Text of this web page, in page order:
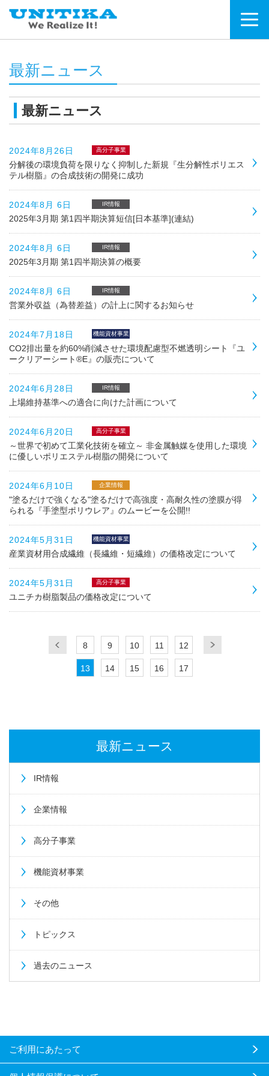
最新ニュース
最新ニュース
2024年8月26日 高分子事業
分解後の環境負荷を限りなく抑制した新規『生分解性ポリエス
テル樹脂』の合成技術の開発に成功
2024年8月 6日 IR情報
2025年3月期 第1四半期決算短信[日本基準](連結)
2024年8月 6日 IR情報
2025年3月期 第1四半期決算の概要
2024年8月 6日 IR情報
営業外収益（為替差益）の計上に関するお知らせ
2024年7月18日 機能資材事業
CO2排出量を約60%削減させた環境配慮型不燃透明シート『ユ
ークリアーシート®E』の販売について
2024年6月28日 IR情報
上場維持基準への適合に向けた計画について
2024年6月20日 高分子事業
～世界で初めて工業化技術を確立～ 非金属触媒を使用した環境
に優しいポリエステル樹脂の開発について
2024年6月10日 企業情報
"塗るだけで強くなる"塗るだけで高強度・高耐久性の塗膜が得
られる『手塗型ポリウレア』のムービーを公開!!
2024年5月31日 機能資材事業
産業資材用合成繊維（長繊維・短繊維）の価格改定について
2024年5月31日 高分子事業
ユニチカ樹脂製品の価格改定について
8 9 10 11 12
13 14 15 16 17
最新ニュース
IR情報
企業情報
高分子事業
機能資材事業
その他
トピックス
過去のニュース
ご利用にあたって